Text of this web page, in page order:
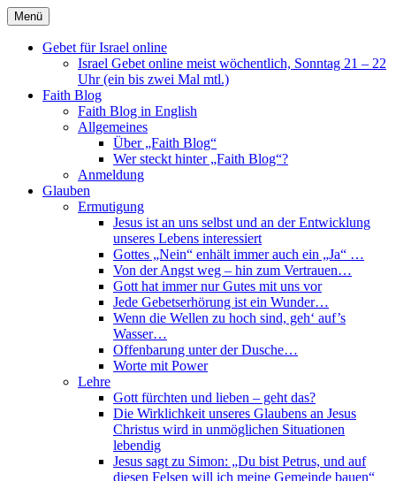
Direkt
zum
InhaltFaith Blog Deutsch
Menü
Gebet für Israel online
Israel Gebet online meist wöchentlich, Sonntag 21 – 22
Uhr (ein bis zwei Mal mtl.)
Faith Blog
Faith Blog in English
Allgemeines
Über „Faith Blog“
Wer steckt hinter „Faith Blog“?
Anmeldung
Glauben
Ermutigung
Jesus ist an uns selbst und an der Entwicklung
unseres Lebens interessiert
Gottes „Nein“ enhält immer auch ein „Ja“ …
Von der Angst weg – hin zum Vertrauen…
Gott hat immer nur Gutes mit uns vor
Jede Gebetserhörung ist ein Wunder…
Wenn die Wellen zu hoch sind, geh‘ auf’s
Wasser…
Offenbarung unter der Dusche…
Worte mit Power
Lehre
Gott fürchten und lieben – geht das?
Die Wirklichkeit unseres Glaubens an Jesus
Christus wird in unmöglichen Situationen
lebendig
Jesus sagt zu Simon: „Du bist Petrus, und auf
diesen Felsen will ich meine Gemeinde bauen“